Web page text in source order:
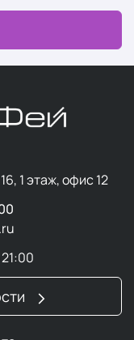
ароматическим
— лист
перец
— бурбонская
жасмин
— чай
кедр
1 этаж, офис 12